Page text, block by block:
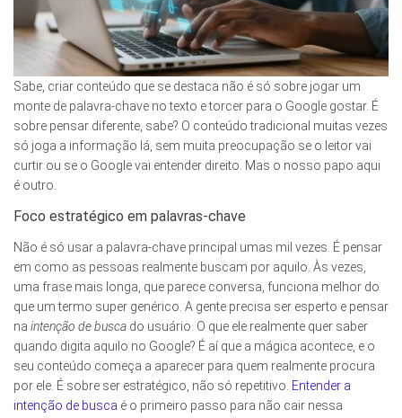
Sabe, criar conteúdo que se destaca não é só sobre jogar um
monte de palavra-chave no texto e torcer para o Google gostar. É
sobre pensar diferente, sabe? O conteúdo tradicional muitas vezes
só joga a informação lá, sem muita preocupação se o leitor vai
curtir ou se o Google vai entender direito. Mas o nosso papo aqui
é outro.
Foco estratégico em palavras-chave
Não é só usar a palavra-chave principal umas mil vezes. É pensar
em como as pessoas realmente buscam por aquilo. Às vezes,
uma frase mais longa, que parece conversa, funciona melhor do
que um termo super genérico. A gente precisa ser esperto e pensar
na intenção de busca do usuário. O que ele realmente quer saber
quando digita aquilo no Google? É aí que a mágica acontece, e o
seu conteúdo começa a aparecer para quem realmente procura
por ele. É sobre ser estratégico, não só repetitivo. Entender a
intenção de busca é o primeiro passo para não cair nessa